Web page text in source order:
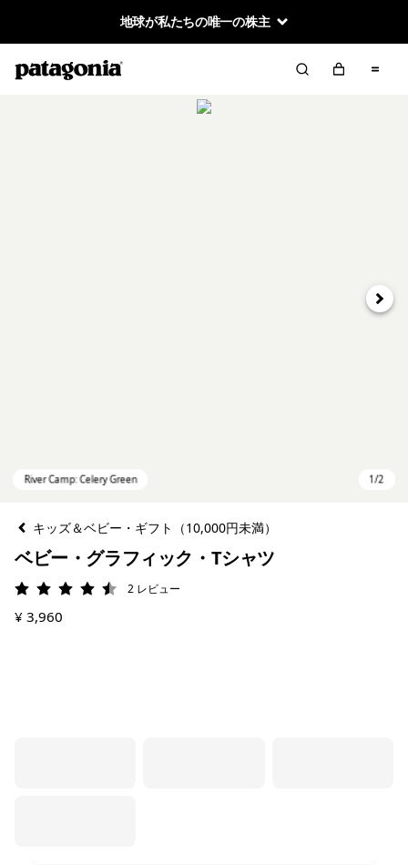
地球が私たちの唯一の株主
次へ
キッズ＆ベビー・ギフト（10,000円未満）
ベビー・グラフィック・Tシャツ
評価: 4.5 / 5
2 レビュー
¥ 3,960